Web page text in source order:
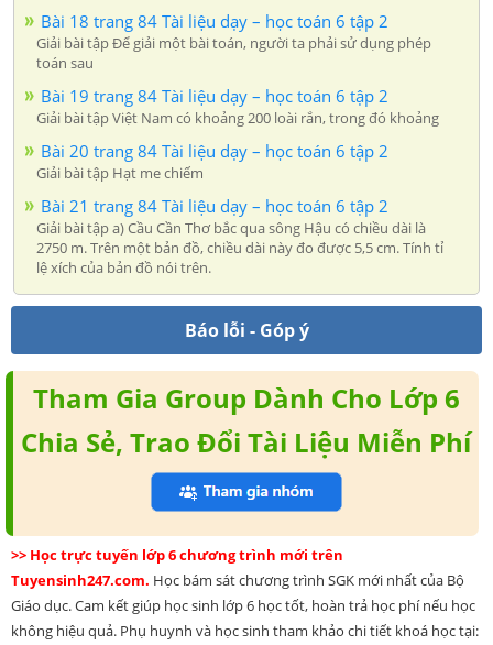
Bài 18 trang 84 Tài liệu dạy – học toán 6 tập 2
Giải bài tập Để giải một bài toán, người ta phải sử dụng phép
toán sau
Bài 19 trang 84 Tài liệu dạy – học toán 6 tập 2
Giải bài tập Việt Nam có khoảng 200 loài rắn, trong đó khoảng
Bài 20 trang 84 Tài liệu dạy – học toán 6 tập 2
Giải bài tập Hạt me chiếm
Bài 21 trang 84 Tài liệu dạy – học toán 6 tập 2
Giải bài tập a) Cầu Cần Thơ bắc qua sông Hậu có chiều dài là
2750 m. Trên một bản đồ, chiều dài này đo được 5,5 cm. Tính tỉ
lệ xích của bản đồ nói trên.
Báo lỗi - Góp ý
Tham Gia Group Dành Cho Lớp 6
Chia Sẻ, Trao Đổi Tài Liệu Miễn Phí
>> Học trực tuyến lớp 6 chương trình mới trên
Tuyensinh247.com. Học bám sát chương trình SGK mới nhất của Bộ
Giáo dục. Cam kết giúp học sinh lớp 6 học tốt, hoàn trả học phí nếu học
không hiệu quả. Phụ huynh và học sinh tham khảo chi tiết khoá học tại: